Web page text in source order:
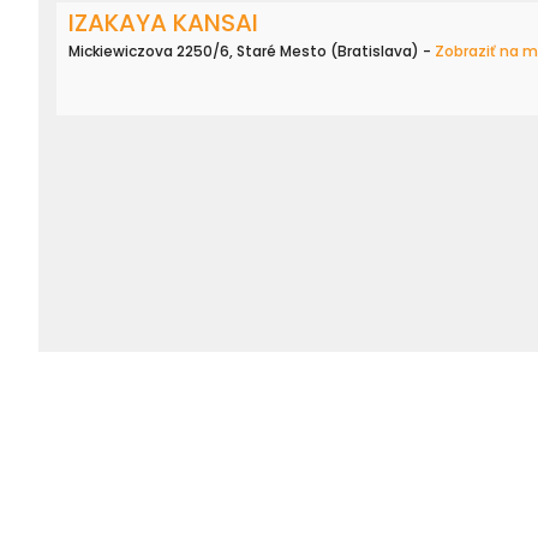
IZAKAYA KANSAI
Mickiewiczova 2250/6, Staré Mesto (Bratislava) - Zobraziť na